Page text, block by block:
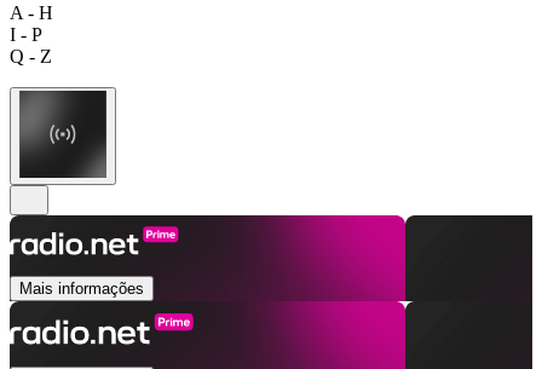
A - H
I - P
Q - Z
Mais informações